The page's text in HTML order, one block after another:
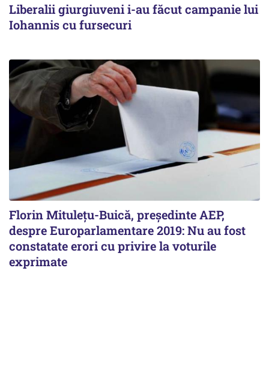
Liberalii giurgiuveni i-au făcut campanie lui
Iohannis cu fursecuri
Florin Mituleţu-Buică, preşedinte AEP,
despre Europarlamentare 2019: Nu au fost
constatate erori cu privire la voturile
exprimate